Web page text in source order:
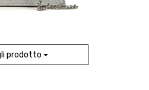
prodotto